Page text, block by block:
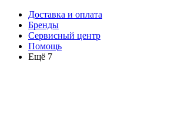
Доставка и оплата
Бренды
Сервисный центр
Помощь
Ещё 7